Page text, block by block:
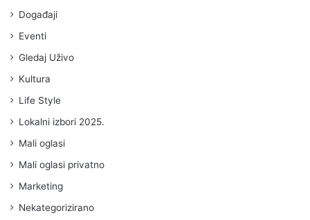
Događaji
Eventi
Gledaj Uživo
Kultura
Life Style
Lokalni izbori 2025.
Mali oglasi
Mali oglasi privatno
Marketing
Nekategorizirano